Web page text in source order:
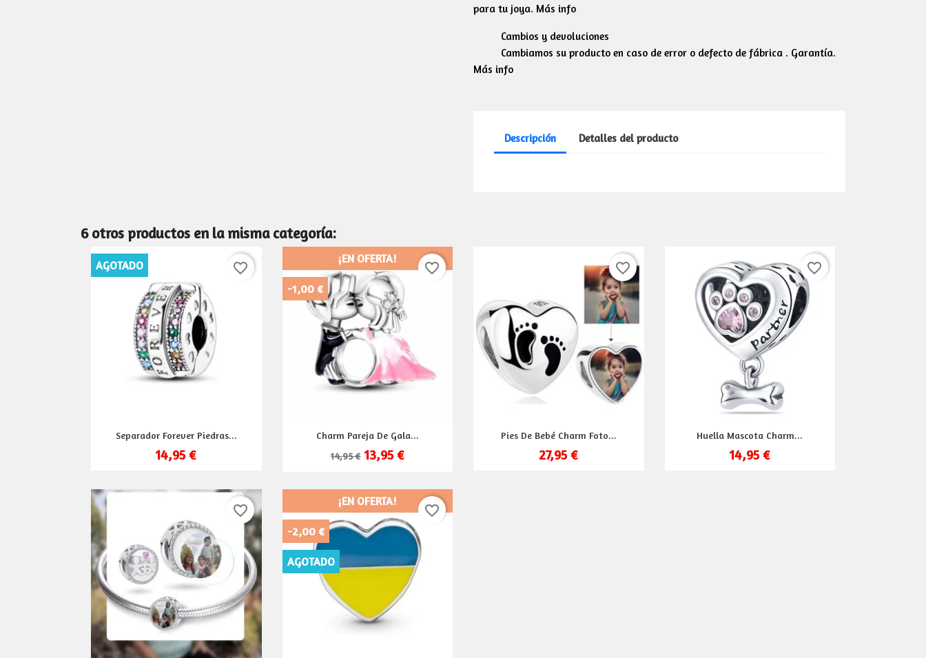
para tu joya. Más info
Cambios y devoluciones
Cambiamos su producto en caso de error o defecto de fábrica . Garantía.
Más info
Descripción Detalles del producto
6 otros productos en la misma categoría:
Vista rápida
Separador Forever Piedras...
14,95 €
AGOTADO favorite_border
 Vista rápida
Charm Pareja De Gala...
14,95 € 13,95 €
¡EN OFERTA!
-1,00 €
favorite_border
Vista rápida
Pies De Bebé Charm Foto...
27,95 €
favorite_border
 Vista rápida
Huella Mascota Charm...
14,95 €
favorite_border
favorite_border
¡EN OFERTA!
-2,00 €
AGOTADO
favorite_border